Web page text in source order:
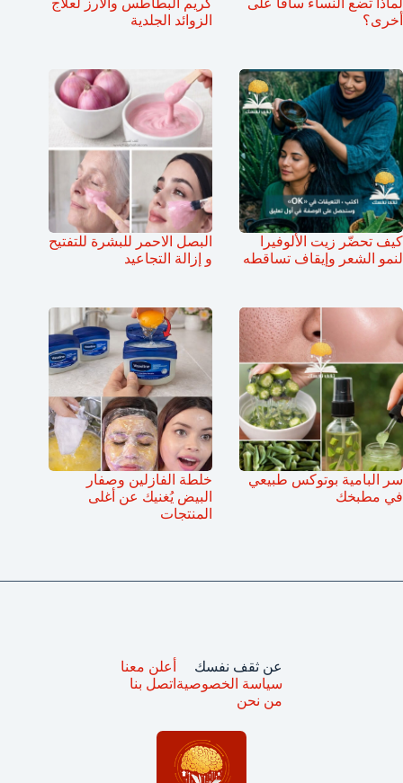
لماذا تضع النساء ساقاً على
أخرى؟
كريم البطاطس والأرز لعلاج
الزوائد الجلدية
كيف تحضّر زيت الألوفيرا
لنمو الشعر وإيقاف تساقطه
البصل الاحمر للبشرة للتفتيح
و إزالة التجاعيد
سر البامية بوتوكس طبيعي
في مطبخك
خلطة الفازلين وصفار
البيض يُغنيك عن أغلى
المنتجات
عن ثقف نفسك
سياسة الخصوصية
من نحن
أعلن معنا
اتصل بنا